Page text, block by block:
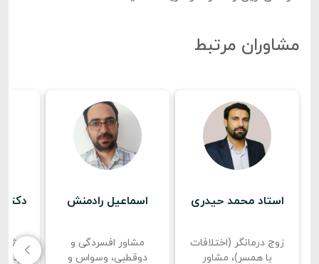
مشاوران مرتبط
استاد محمد حیدری
زوج درمانگر (اختلافات
با همسر)، مشاور
اسماعیل رادمنش
مشاور افسردگی و
دوقطبی، وسواس و
دکتر